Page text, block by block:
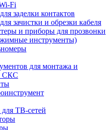
Fi
заделки контактов
зачистки и обрезки кабеля
и приборы для прозвонки
инструменты)
для монтажа и
СКС
ТВ-сетей